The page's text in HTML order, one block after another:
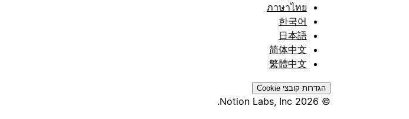
ภาษาไทย
한국어
日本語
简体中文
繁體中文
הגדרות קובצי Cookie
© 2026 Notion Labs, Inc.